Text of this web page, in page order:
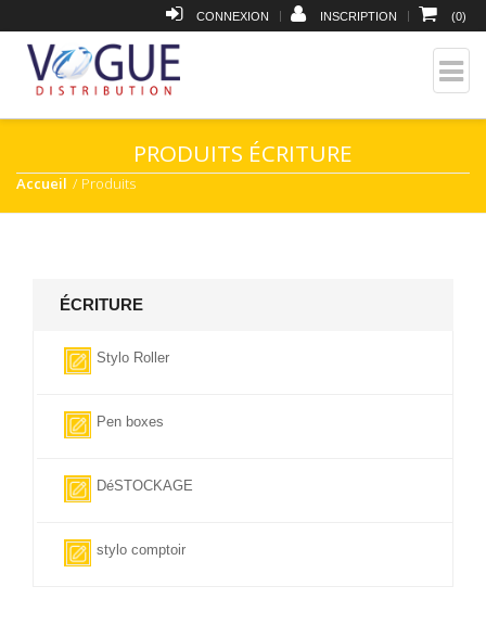
CONNEXION | INSCRIPTION | (0)
PRODUITS ÉCRITURE
Accueil Produits
ÉCRITURE
Stylo Roller
Pen boxes
DéSTOCKAGE
stylo comptoir